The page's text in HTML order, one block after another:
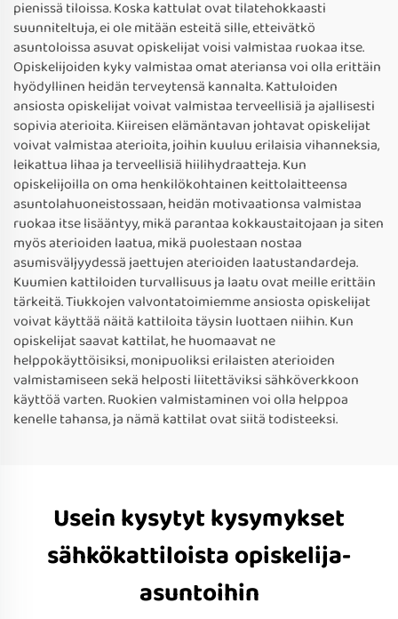
pienissä tiloissa. Koska kattulat ovat tilatehokkaasti
suunniteltuja, ei ole mitään esteitä sille, etteivätkö
asuntoloissa asuvat opiskelijat voisi valmistaa ruokaa itse.
Opiskelijoiden kyky valmistaa omat ateriansa voi olla erittäin
hyödyllinen heidän terveytensä kannalta. Kattuloiden
ansiosta opiskelijat voivat valmistaa terveellisiä ja ajallisesti
sopivia aterioita. Kiireisen elämäntavan johtavat opiskelijat
voivat valmistaa aterioita, joihin kuuluu erilaisia vihanneksia,
leikattua lihaa ja terveellisiä hiilihydraatteja. Kun
opiskelijoilla on oma henkilökohtainen keittolaitteensa
asuntolahuoneistossaan, heidän motivaationsa valmistaa
ruokaa itse lisääntyy, mikä parantaa kokkaustaitojaan ja siten
myös aterioiden laatua, mikä puolestaan nostaa
asumisväljyydessä jaettujen aterioiden laatustandardeja.
Kuumien kattiloiden turvallisuus ja laatu ovat meille erittäin
tärkeitä. Tiukkojen valvontatoimiemme ansiosta opiskelijat
voivat käyttää näitä kattiloita täysin luottaen niihin. Kun
opiskelijat saavat kattilat, he huomaavat ne
helppokäyttöisiksi, monipuoliksi erilaisten aterioiden
valmistamiseen sekä helposti liitettäviksi sähköverkkoon
käyttöä varten. Ruokien valmistaminen voi olla helppoa
kenelle tahansa, ja nämä kattilat ovat siitä todisteeksi.
Usein kysytyt kysymykset
sähkökattiloista opiskelija-
asuntoihin